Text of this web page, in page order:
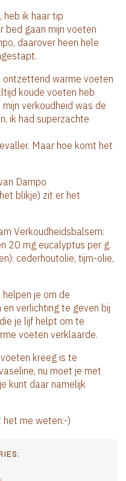
heb ik haar tip
bed gaan mijn voeten
daarover heen hele
warme voeten
koude voeten heb
verkoudheid was de
ik had superzachte
Maar hoe komt het
Dampo
blikje) zit er het
Verkoudheidsbalsem:
20 mg eucalyptus per g.
cederhoutolie, tijm-olie,
je om de
verlichting te geven bij
je lijf helpt om te
voeten verklaarde.
kreeg is te
nu moet je met
kunt daar namelijk
het me weten:-)